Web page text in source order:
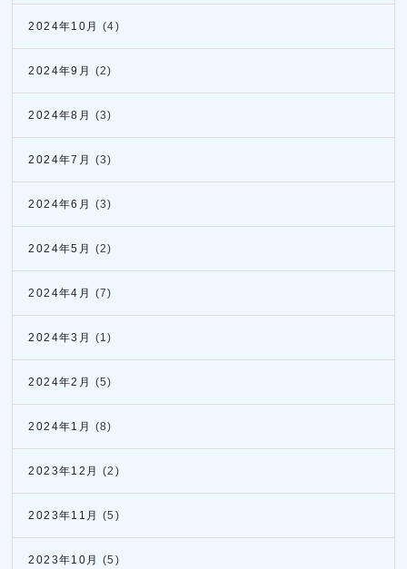
2024年10月 (4)
2024年9月 (2)
2024年8月 (3)
2024年7月 (3)
2024年6月 (3)
2024年5月 (2)
2024年4月 (7)
2024年3月 (1)
2024年2月 (5)
2024年1月 (8)
2023年12月 (2)
2023年11月 (5)
2023年10月 (5)